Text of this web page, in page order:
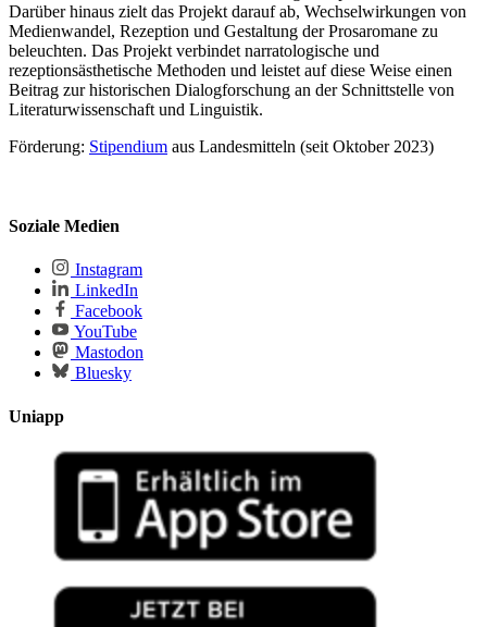
Darüber hinaus zielt das Projekt darauf ab, Wechselwirkungen von
Medienwandel, Rezeption und Gestaltung der Prosaromane zu
beleuchten. Das Projekt verbindet narratologische und
rezeptionsästhetische Methoden und leistet auf diese Weise einen
Beitrag zur historischen Dialogforschung an der Schnittstelle von
Literaturwissenschaft und Linguistik.
Förderung: Stipendium aus Landesmitteln (seit Oktober 2023)
Soziale Medien
Instagram
LinkedIn
Facebook
YouTube
Mastodon
Bluesky
Uniapp